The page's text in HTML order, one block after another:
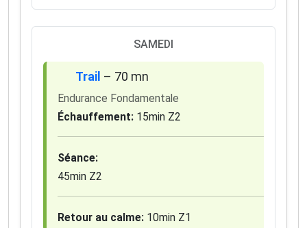
SAMEDI
Trail – 70 mn
Endurance Fondamentale
Échauffement: 15min Z2
Séance:
45min Z2
Retour au calme: 10min Z1